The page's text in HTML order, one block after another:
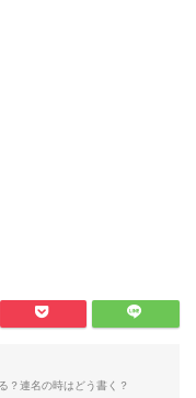
？連名の時はどう書く？